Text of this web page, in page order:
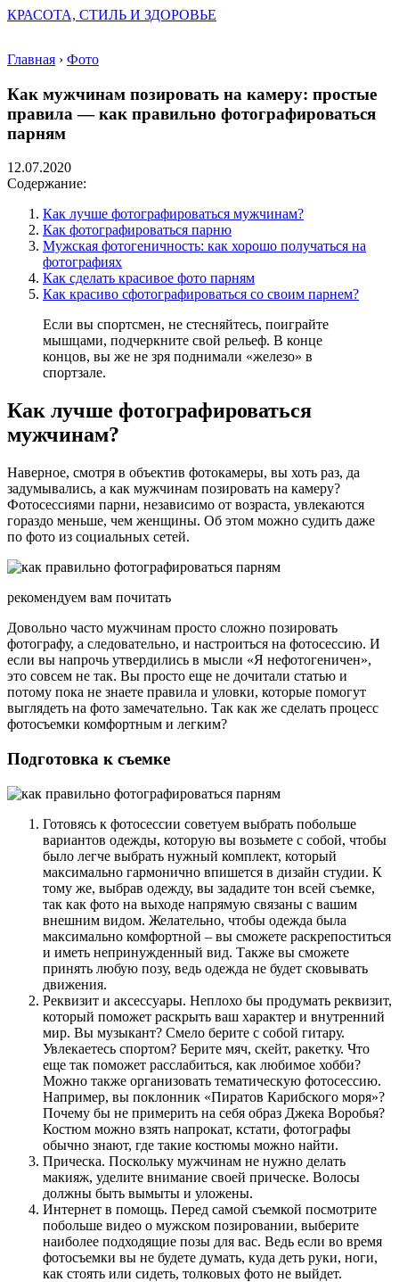
КРАСОТА, СТИЛЬ И ЗДОРОВЬЕ
Главная › Фото
Как мужчинам позировать на камеру: простые
правила — как правильно фотографироваться
парням
12.07.2020
Содержание:
Как лучше фотографироваться мужчинам?
Как фотографироваться парню
Мужская фотогеничность: как хорошо получаться на
фотографиях
Как сделать красивое фото парням
Как красиво сфотографироваться со своим парнем?
Если вы спортсмен, не стесняйтесь, поиграйте
мышцами, подчеркните свой рельеф. В конце
концов, вы же не зря поднимали «железо» в
спортзале.
Как лучше фотографироваться
мужчинам?
Наверное, смотря в объектив фотокамеры, вы хоть раз, да
задумывались, а как мужчинам позировать на камеру?
Фотосессиями парни, независимо от возраста, увлекаются
гораздо меньше, чем женщины. Об этом можно судить даже
по фото из социальных сетей.
рекомендуем вам почитать
Довольно часто мужчинам просто сложно позировать
фотографу, а следовательно, и настроиться на фотосессию. И
если вы напрочь утвердились в мысли «Я нефотогеничен»,
это совсем не так. Вы просто еще не дочитали статью и
потому пока не знаете правила и уловки, которые помогут
выглядеть на фото замечательно. Так как же сделать процесс
фотосъемки комфортным и легким?
Подготовка к съемке
Готовясь к фотосессии советуем выбрать побольше
вариантов одежды, которую вы возьмете с собой, чтобы
было легче выбрать нужный комплект, который
максимально гармонично впишется в дизайн студии. К
тому же, выбрав одежду, вы зададите тон всей съемке,
так как фото на выходе напрямую связаны с вашим
внешним видом. Желательно, чтобы одежда была
максимально комфортной – вы сможете раскрепоститься
и иметь непринужденный вид. Также вы сможете
принять любую позу, ведь одежда не будет сковывать
движения.
Реквизит и аксессуары. Неплохо бы продумать реквизит,
который поможет раскрыть ваш характер и внутренний
мир. Вы музыкант? Смело берите с собой гитару.
Увлекаетесь спортом? Берите мяч, скейт, ракетку. Что
еще так поможет расслабиться, как любимое хобби?
Можно также организовать тематическую фотосессию.
Например, вы поклонник «Пиратов Карибского моря»?
Почему бы не примерить на себя образ Джека Воробья?
Костюм можно взять напрокат, кстати, фотографы
обычно знают, где такие костюмы можно найти.
Прическа. Поскольку мужчинам не нужно делать
макияж, уделите внимание своей прическе. Волосы
должны быть вымыты и уложены.
Интернет в помощь. Перед самой съемкой посмотрите
побольше видео о мужском позировании, выберите
наиболее подходящие позы для вас. Ведь если во время
фотосъемки вы не будете думать, куда деть руки, ноги,
как стоять или сидеть, толковых фото не выйдет.